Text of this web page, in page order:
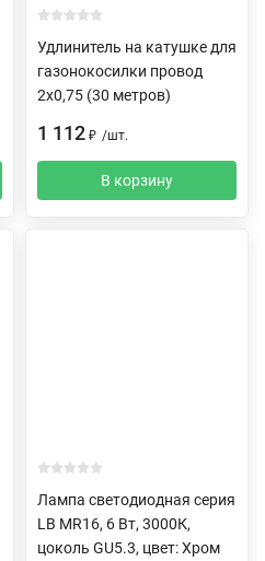
Удлинитель на катушке для
газонокосилки провод
2х0,75 (30 метров)
1 112 ₽ /шт.
В корзину
Лампа светодиодная серия
LB MR16, 6 Вт, 3000К,
цоколь GU5.3, цвет: Хром